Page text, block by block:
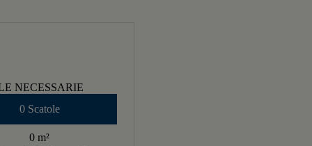
NECESSARIE
0 Scatole
0 m²